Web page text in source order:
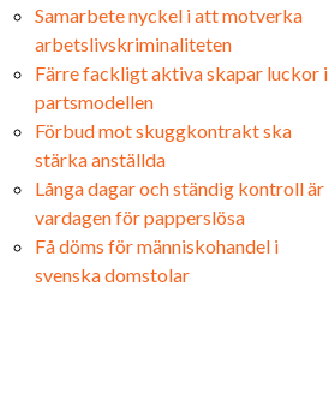
Samarbete nyckel i att motverka
arbetslivskriminaliteten
Färre fackligt aktiva skapar luckor i
partsmodellen
Förbud mot skuggkontrakt ska
stärka anställda
Långa dagar och ständig kontroll är
vardagen för papperslösa
Få döms för människohandel i
svenska domstolar